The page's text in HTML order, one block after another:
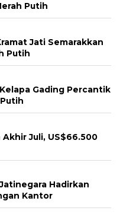
Putih
Jati Semarakkan
Putih
Kelapa Gading Percantik
Juli, US$66.500
Jatinegara Hadirkan
Kantor